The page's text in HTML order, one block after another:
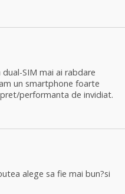
SIM mai ai rabdare
un smartphone foarte
performanta de invidiat.
alege sa fie mai bun?si